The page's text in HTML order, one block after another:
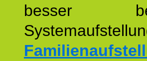
besser